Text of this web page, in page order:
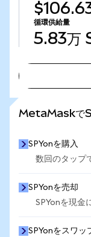
循環供給量
5.83万
MetaMaskで
SPYonを購入
数回のタップ
SPYonを売却
SPYonを現金
SPYonをスワッ